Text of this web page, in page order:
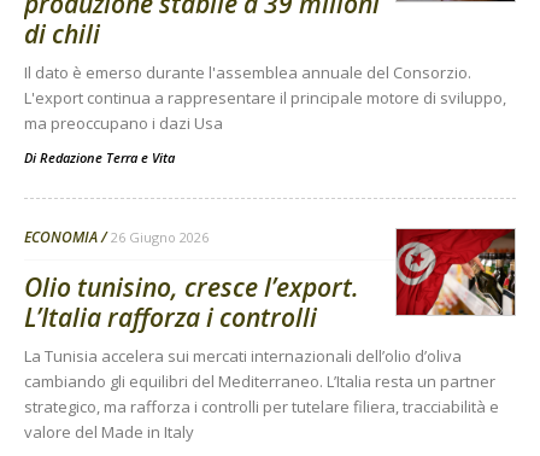
di chili
Il dato è emerso durante l'assemblea annuale del Consorzio.
L'export continua a rappresentare il principale motore di sviluppo,
ma preoccupano i dazi Usa
Di Redazione Terra e Vita
ECONOMIA 26 Giugno 2026
Olio tunisino, cresce l’export.
L’Italia rafforza i controlli
La Tunisia accelera sui mercati internazionali dell’olio d’oliva
cambiando gli equilibri del Mediterraneo. L’Italia resta un partner
strategico, ma rafforza i controlli per tutelare filiera, tracciabilità e
valore del Made in Italy